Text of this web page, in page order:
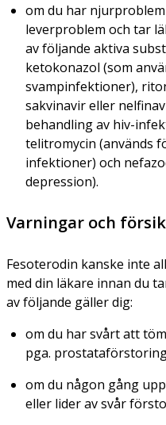
om du har
leverproblem och tar
av följande aktiva
ketokonazol (som
svampinfektioner),
sakvinavir eller
behandling av hiv-
telitromycin (används
infektioner) och
depression).
Varningar och
Fesoterodin kanske inte
med din läkare innan du
av följande gäller dig:
om du har svårt att
pga.
om du någon gång
eller lider av svår